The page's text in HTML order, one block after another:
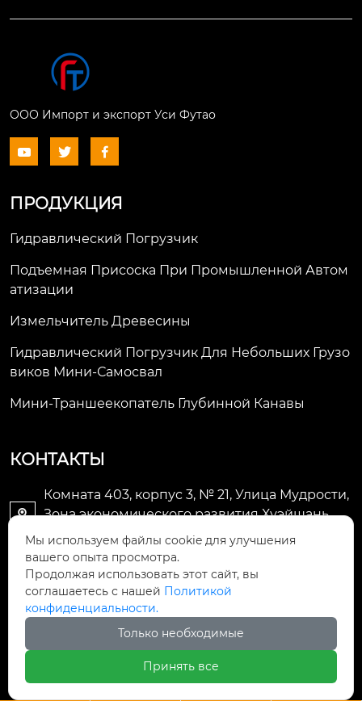
ООО Импорт и экспорт Уси Футао
  
ПРОДУКЦИЯ
Гидравлический Погрузчик
Подъемная Присоска При Промышленной Автом
Атизации
Измельчитель Древесины
Гидравлический Погрузчик Для Небольших Грузо
Виков Мини-Самосвал
Мини-Траншеекопатель Глубинной Канавы
КОНТАКТЫ

Комната 403, корпус 3, № 21, Улица Мудрости,
Зона экономического развития Хуэйшань,
 li@futaogroup.com
 +86-13665163520
 +8613665163520
Мы используем файлы cookie для улучшения
вашего опыта просмотра.
Продолжая использовать этот сайт, вы
соглашаетесь с нашей Политикой
конфиденциальности.
Только необходимые
Принять все